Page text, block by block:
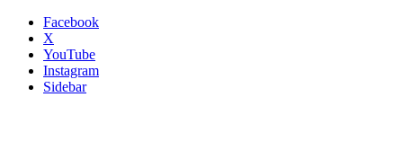
Facebook
X
YouTube
Instagram
Sidebar